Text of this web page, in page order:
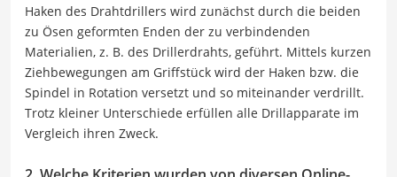
Haken des Drahtdrillers wird zunächst durch die beiden
zu Ösen geformten Enden der zu verbindenden
Materialien, z. B. des Drillerdrahts, geführt. Mittels kurzen
Ziehbewegungen am Griffstück wird der Haken bzw. die
Spindel in Rotation versetzt und so miteinander verdrillt.
Trotz kleiner Unterschiede erfüllen alle Drillapparate im
Vergleich ihren Zweck.